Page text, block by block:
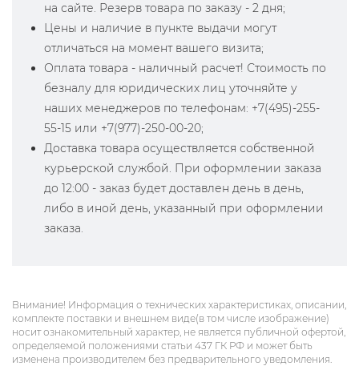
на сайте. Резерв товара по заказу - 2 дня;
Цены и наличие в пункте выдачи могут
отличаться на момент вашего визита;
Оплата товара - наличный расчет! Стоимость по
безналу для юридических лиц уточняйте у
наших менеджеров по телефонам: +7(495)-255-
55-15 или +7(977)-250-00-20;
Доставка товара осуществляется собственной
курьерской службой. При оформлении заказа
до 12:00 - заказ будет доставлен день в день,
либо в иной день, указанный при оформлении
заказа.
Внимание! Информация о технических характеристиках, описании,
комплекте поставки и внешнем виде(в том числе изображение)
носит ознакомительный характер, не является публичной офертой,
определяемой положениями статьи 437 ГК РФ и может быть
изменена производителем без предварительного уведомления.